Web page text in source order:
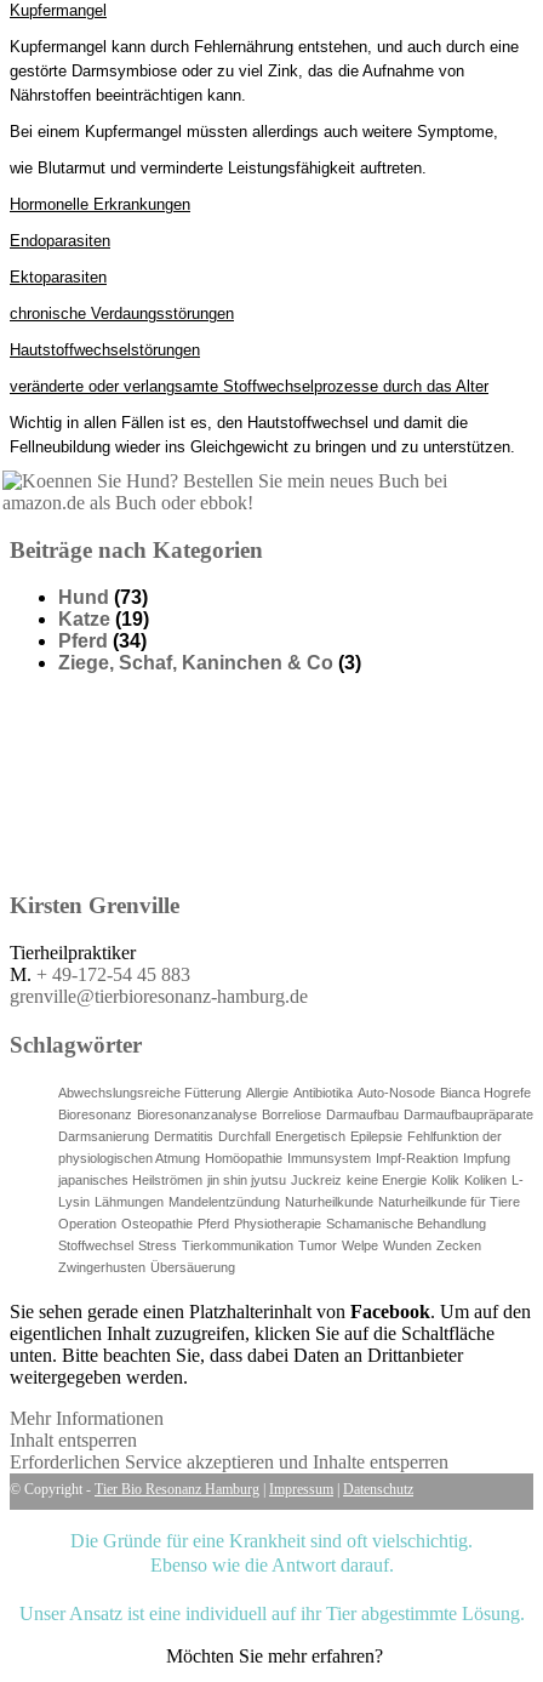
Kupfermangel
Kupfermangel kann durch Fehlernährung entstehen, und auch durch eine
gestörte Darmsymbiose oder zu viel Zink, das die Aufnahme von
Nährstoffen beeinträchtigen kann.
Bei einem Kupfermangel müssten allerdings auch weitere Symptome,
wie Blutarmut und verminderte Leistungsfähigkeit auftreten.
Hormonelle Erkrankungen
Endoparasiten
Ektoparasiten
chronische Verdaungsstörungen
Hautstoffwechselstörungen
veränderte oder verlangsamte Stoffwechselprozesse durch das Alter
Wichtig in allen Fällen ist es, den Hautstoffwechsel und damit die
Fellneubildung wieder ins Gleichgewicht zu bringen und zu unterstützen.
Beiträge nach Kategorien
Hund (73)
Katze (19)
Pferd (34)
Ziege, Schaf, Kaninchen & Co (3)
Kirsten Grenville
Tierheilpraktiker
M. + 49-172-54 45 883
grenville@tierbioresonanz-hamburg.de
Schlagwörter
Abwechslungsreiche Fütterung Allergie Antibiotika Auto-Nosode Bianca Hogrefe
Bioresonanz Bioresonanzanalyse Borreliose Darmaufbau Darmaufbaupräparate
Darmsanierung Dermatitis Durchfall Energetisch Epilepsie Fehlfunktion der
physiologischen Atmung Homöopathie Immunsystem Impf-Reaktion Impfung
japanisches Heilströmen jin shin jyutsu Juckreiz keine Energie Kolik Koliken
L-
Lysin
Lähmungen Mandelentzündung Naturheilkunde Naturheilkunde für Tiere
Operation Osteopathie Pferd Physiotherapie Schamanische Behandlung
Stoffwechsel Stress Tierkommunikation Tumor Welpe Wunden Zecken
Zwingerhusten Übersäuerung
Sie sehen gerade einen Platzhalterinhalt von Facebook. Um auf den
eigentlichen Inhalt zuzugreifen, klicken Sie auf die Schaltfläche
unten. Bitte beachten Sie, dass dabei Daten an Drittanbieter
weitergegeben werden.
Mehr Informationen
Inhalt entsperren
Erforderlichen Service akzeptieren und Inhalte entsperren
© Copyright - Tier Bio Resonanz Hamburg Impressum Datenschutz
Die Gründe für eine Krankheit sind oft vielschichtig.
Ebenso wie die Antwort darauf.
Unser Ansatz ist eine individuell auf ihr Tier abgestimmte Lösung.
Möchten Sie mehr erfahren?